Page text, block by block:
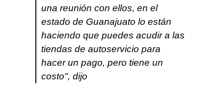
una reunión con ellos, en el
estado de Guanajuato lo están
haciendo que puedes acudir a las
tiendas de autoservicio para
hacer un pago, pero tiene un
costo", dijo